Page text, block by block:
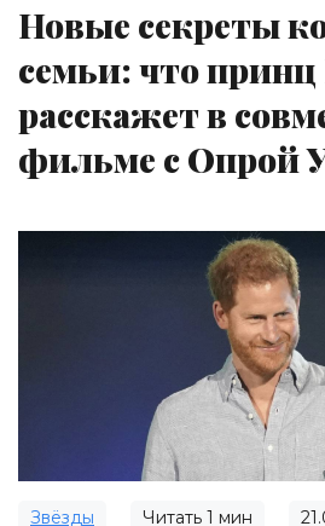
Новые секреты
семьи: что принц
расскажет в
фильме с Опрой
Звёзды Читать 1 мин